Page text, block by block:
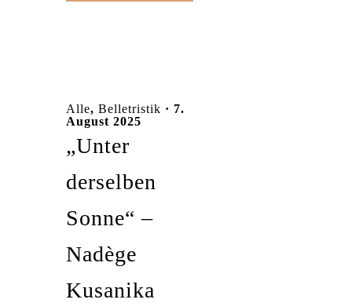
Alle, Belletristik · 7.
August 2025
„Unter
derselben
Sonne“ –
Nadège
Kusanika